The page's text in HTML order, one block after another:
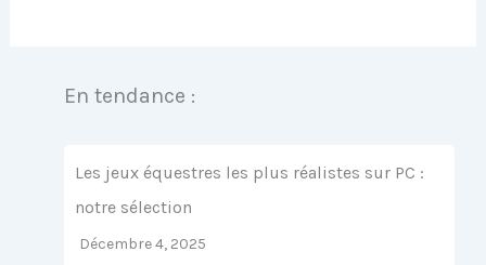
En tendance :
Les jeux équestres les plus réalistes sur PC :
notre sélection
Décembre 4, 2025